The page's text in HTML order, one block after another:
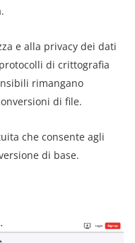
e alla privacy dei dati
di crittografia
rimangano
di file.
che consente agli
di base.